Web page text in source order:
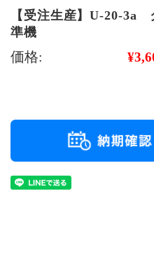
【受注生産】U-20-
準機
価格: